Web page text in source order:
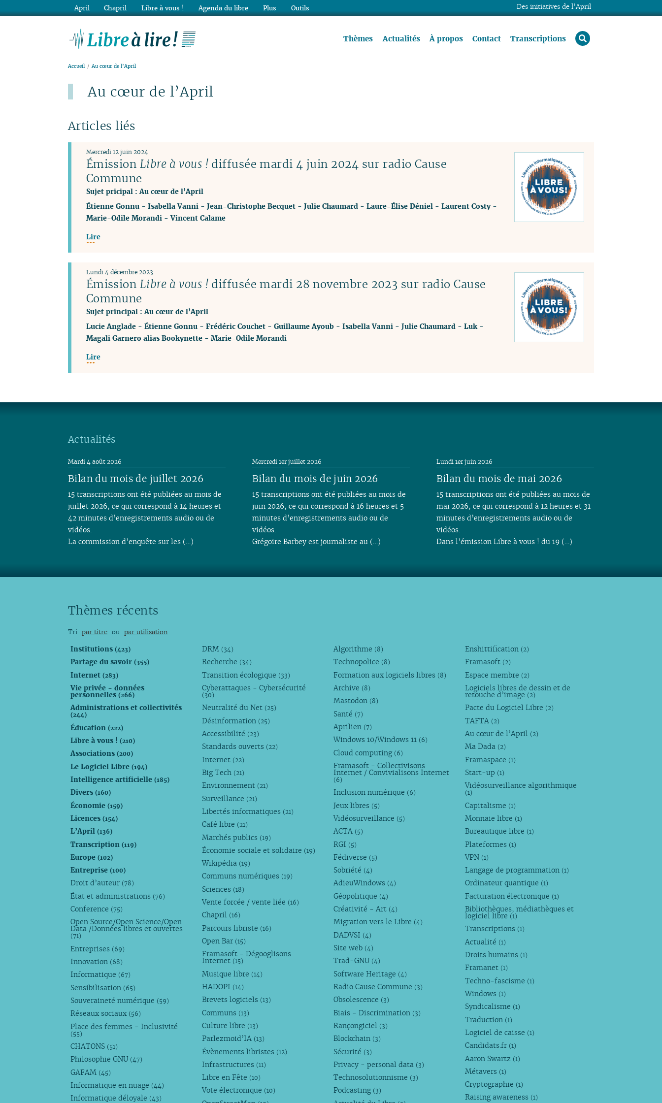
Thèmes Actualités À propos Contact Transcriptions rechercher
Accueil Au cœur de l’April
Au cœur de l’April
Articles liés
Émission Libre à vous !diffusée mardi 4 juin 2024 sur radio Cause
Commune
Sujet pricipal : Au cœur de l’April
Mercredi 12 juin 2024
Étienne Gonnu- Isabella Vanni- Jean-Christophe Becquet- Julie Chaumard- Laure-Élise Déniel- Laurent Costy-
Marie-Odile Morandi-Vincent Calame
Lire
Émission Libre à vous !diffusée mardi 28 novembre 2023 sur radio Cause
Commune
Sujet principal : Au cœur de l’April
Lundi 4 décembre 2023
Lucie Anglade- Étienne Gonnu- Frédéric Couchet- Guillaume Ayoub- Isabella Vanni- Julie Chaumard- Luk-
Magali Garnero alias Bookynette- Marie-Odile Morandi
Lire
Actualités
Bilan du mois de juillet 2026
Mardi 4 août 2026
15 transcriptions ont été publiées au mois de
juillet 2026, ce qui correspond à 14 heures et
42 minutes d’enregistrements audio ou de
vidéos.
La commission d’enquête sur les (…)
Bilan du mois de juin 2026
Mercredi 1er juillet 2026
15 transcriptions ont été publiées au mois de
juin 2026, ce qui correspond à 16 heures et 5
minutes d’enregistrements audio ou de
vidéos.
Grégoire Barbey est journaliste au (…)
Bilan du mois de mai 2026
Lundi 1er juin 2026
15 transcriptions ont été publiées au mois de
mai 2026, ce qui correspond à 12 heures et 31
minutes d’enregistrements audio ou de
vidéos.
Dans l’émission Libre à vous ! du 19 (…)
Thèmes récents
Tri par titre ou par utilisation
Institutions(423)
Partage du savoir(355)
Internet(283)
Vie privée - données
personnelles(266)
Administrations et collectivités
(244)
Éducation(222)
Libre à vous !(210)
Associations(200)
Le Logiciel Libre(194)
Intelligence artificielle(185)
Divers(160)
Économie(159)
Licences(154)
L’April(136)
Transcription(119)
Europe(102)
Entreprise(100)
Droit d’auteur (78)
État et administrations (76)
Conference (75)
Open Source/Open Science/Open
Data /Données libres et ouvertes
(71)
Entreprises (69)
Innovation (68)
Informatique (67)
Sensibilisation (65)
Souveraineté numérique (59)
Réseaux sociaux (56)
Place des femmes - Inclusivité
(55)
CHATONS (51)
Philosophie GNU (47)
GAFAM (45)
Informatique en nuage (44)
Informatique déloyale (43)
DRM (34)
Recherche (34)
Transition écologique (33)
Cyberattaques - Cybersécurité
(30)
Neutralité du Net (25)
Désinformation (25)
Accessibilité (23)
Standards ouverts (22)
Internet (22)
Big Tech (21)
Environnement (21)
Surveillance (21)
Libertés informatiques (21)
Café libre (21)
Marchés publics (19)
Économie sociale et solidaire (19)
Wikipédia (19)
Communs numériques (19)
Sciences (18)
Vente forcée / vente liée (16)
Chapril (16)
Parcours libriste (16)
Open Bar (15)
Framasoft - Dégooglisons
Internet (15)
Musique libre (14)
HADOPI (14)
Brevets logiciels (13)
Communs (13)
Culture libre (13)
Parlezmoid’IA (13)
Évènements libristes (12)
Infrastructures (11)
Libre en Fête (10)
Vote électronique (10)
Algorithme (8)
Technopolice (8)
Formation aux logiciels libres (8)
Archive (8)
Mastodon (8)
Santé (7)
Aprilien (7)
Windows 10/Windows 11 (6)
Cloud computing (6)
Framasoft - Collectivisons
Internet / Convivialisons Internet
(6)
Inclusion numérique (6)
Jeux libres (5)
Vidéosurveillance (5)
ACTA (5)
RGI (5)
Fédiverse (5)
Sobriété (4)
AdieuWindows (4)
Géopolitique (4)
Créativité - Art (4)
Migration vers le Libre (4)
DADVSI (4)
Site web (4)
Trad-GNU (4)
Software Heritage (4)
Radio Cause Commune (3)
Obsolescence (3)
Biais - Discrimination (3)
Rançongiciel (3)
Blockchain (3)
Sécurité (3)
Privacy - personal data (3)
Technosolutionnisme (3)
Podcasting (3)
Enshittification (2)
Framasoft (2)
Espace membre (2)
Logiciels libres de dessin et de
retouche d’image (2)
Pacte du Logiciel Libre (2)
TAFTA (2)
Au cœur de l’April (2)
Ma Dada (2)
Framaspace (1)
Start-up (1)
Vidéosurveillance algorithmique
(1)
Capitalisme (1)
Monnaie libre (1)
Bureautique libre (1)
Plateformes (1)
VPN (1)
Langage de programmation (1)
Ordinateur quantique (1)
Facturation électronique (1)
Bibliothèques, médiathèques et
logiciel libre (1)
Transcriptions (1)
Actualité (1)
Droits humains (1)
Framanet (1)
Techno-fascisme (1)
Windows (1)
Syndicalisme (1)
Traduction (1)
Logiciel de caisse (1)
Candidats.fr (1)
Aaron Swartz (1)
Métavers (1)
Cryptographie (1)
Raising awareness (1)
Des initiatives de l’April
April Chapril Libre à vous ! Agenda du libre Plus Outils